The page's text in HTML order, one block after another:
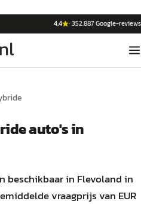
4,4 ·352.887Google-reviews
auto'sin
beschikbaar in Flevoland in
vraagprijs van EUR